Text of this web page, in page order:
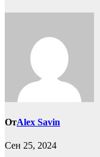
ОтAlex Savin
Сен 25, 2024